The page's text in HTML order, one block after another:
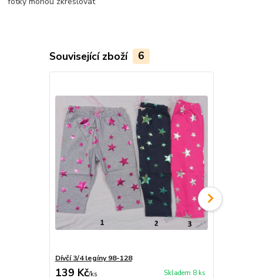
Související zboží 6
Dívčí 3/4 legíny 98-128
139 Kč/ks Skladem 8 ks